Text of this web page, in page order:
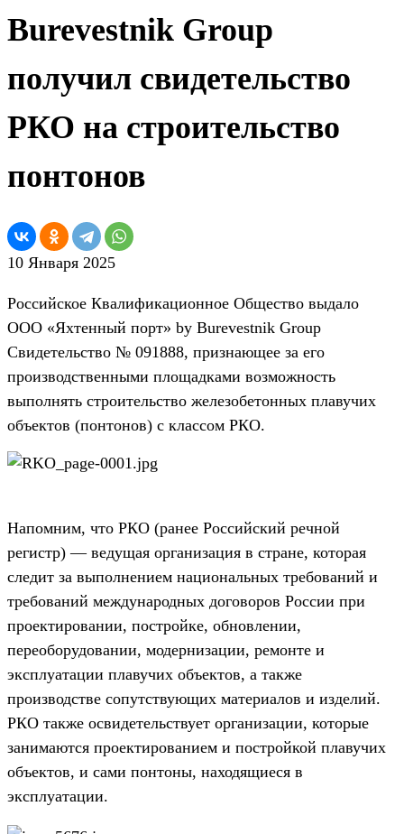
Burevestnik Group
получил свидетельство
РКО на строительство
понтонов
10 Января 2025
Российское Квалификационное Общество выдало
ООО «Яхтенный порт» by Burevestnik Group
Свидетельство № 091888, признающее за его
производственными площадками возможность
выполнять строительство железобетонных плавучих
объектов (понтонов) с классом РКО.
Напомним, что РКО (ранее Российский речной
регистр) — ведущая организация в стране, которая
следит за выполнением национальных требований и
требований международных договоров России при
проектировании, постройке, обновлении,
переоборудовании, модернизации, ремонте и
эксплуатации плавучих объектов, а также
производстве сопутствующих материалов и изделий.
РКО также освидетельствует организации, которые
занимаются проектированием и постройкой плавучих
объектов, и сами понтоны, находящиеся в
эксплуатации.